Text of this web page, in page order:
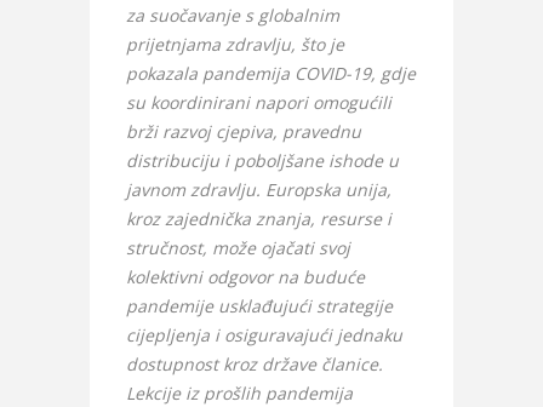
za suočavanje s globalnim
prijetnjama zdravlju, što je
pokazala pandemija COVID-19, gdje
su koordinirani napori omogućili
brži razvoj cjepiva, pravednu
distribuciju i poboljšane ishode u
javnom zdravlju. Europska unija,
kroz zajednička znanja, resurse i
stručnost, može ojačati svoj
kolektivni odgovor na buduće
pandemije usklađujući strategije
cijepljenja i osiguravajući jednaku
dostupnost kroz države članice.
Lekcije iz prošlih pandemija